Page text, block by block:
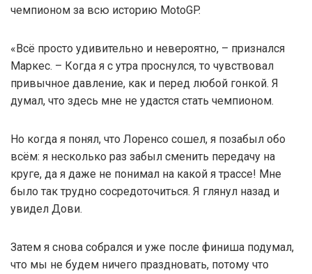
чемпионом за всю историю MotoGP.
«Всё просто удивительно и невероятно, – признался
Маркес. – Когда я с утра проснулся, то чувствовал
привычное давление, как и перед любой гонкой. Я
думал, что здесь мне не удастся стать чемпионом.
Но когда я понял, что Лоренсо сошел, я позабыл обо
всём: я несколько раз забыл сменить передачу на
круге, да я даже не понимал на какой я трассе! Мне
было так трудно сосредоточиться. Я глянул назад и
увидел Дови.
Затем я снова собрался и уже после финиша подумал,
что мы не будем ничего праздновать, потому что